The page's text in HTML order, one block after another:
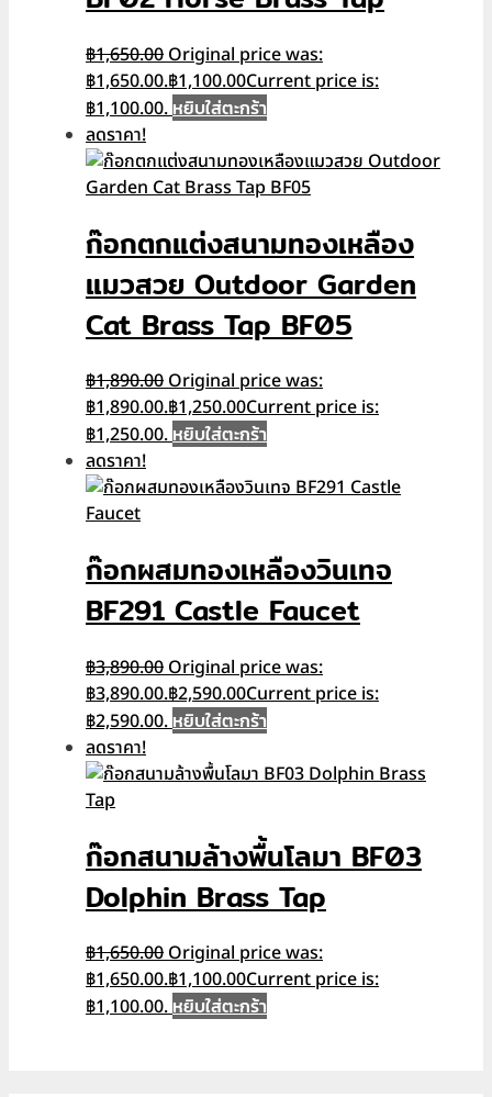
฿1,650.00Original price was:
฿1,650.00.฿1,100.00Current price is:
฿1,100.00. หยิบใส่ตะกร้า
ลดราคา!
ก๊อกตกแต่งสนามทองเหลือง
แมวสวย Outdoor Garden
Cat Brass Tap BF05
฿1,890.00Original price was:
฿1,890.00.฿1,250.00Current price is:
฿1,250.00. หยิบใส่ตะกร้า
ลดราคา!
ก๊อกผสมทองเหลืองวินเทจ
BF291 Castle Faucet
฿3,890.00Original price was:
฿3,890.00.฿2,590.00Current price is:
฿2,590.00. หยิบใส่ตะกร้า
ลดราคา!
ก๊อกสนามล้างพื้นโลมา BF03
Dolphin Brass Tap
฿1,650.00Original price was:
฿1,650.00.฿1,100.00Current price is:
฿1,100.00. หยิบใส่ตะกร้า